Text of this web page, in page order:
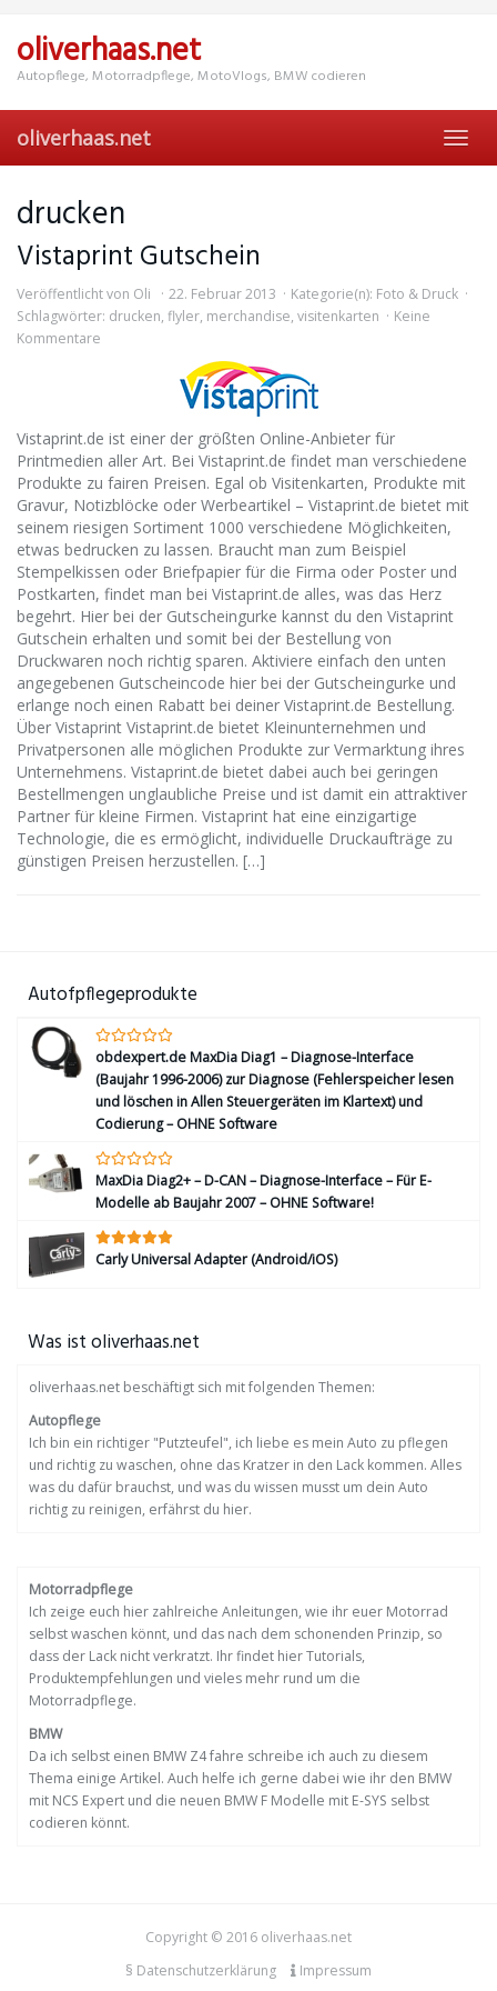
main
content
oliverhaas.net
Autopflege, Motorradpflege, MotoVlogs, BMW codieren
oliverhaas.net
drucken
Vistaprint Gutschein
Veröffentlicht von Oli 22. Februar 2013 Kategorie(n): Foto & Druck
Schlagwörter: drucken, flyler, merchandise, visitenkarten
Keine
Kommentare
Vistaprint.de ist einer der größten Online-Anbieter für
Printmedien aller Art. Bei Vistaprint.de findet man verschiedene
Produkte zu fairen Preisen. Egal ob Visitenkarten, Produkte mit
Gravur, Notizblöcke oder Werbeartikel – Vistaprint.de bietet mit
seinem riesigen Sortiment 1000 verschiedene Möglichkeiten,
etwas bedrucken zu lassen. Braucht man zum Beispiel
Stempelkissen oder Briefpapier für die Firma oder Poster und
Postkarten, findet man bei Vistaprint.de alles, was das Herz
begehrt. Hier bei der Gutscheingurke kannst du den Vistaprint
Gutschein erhalten und somit bei der Bestellung von
Druckwaren noch richtig sparen. Aktiviere einfach den unten
angegebenen Gutscheincode hier bei der Gutscheingurke und
erlange noch einen Rabatt bei deiner Vistaprint.de Bestellung.
Über Vistaprint Vistaprint.de bietet Kleinunternehmen und
Privatpersonen alle möglichen Produkte zur Vermarktung ihres
Unternehmens. Vistaprint.de bietet dabei auch bei geringen
Bestellmengen unglaubliche Preise und ist damit ein attraktiver
Partner für kleine Firmen. Vistaprint hat eine einzigartige
Technologie, die es ermöglicht, individuelle Druckaufträge zu
günstigen Preisen herzustellen. […]
Autofpflegeprodukte
obdexpert.de MaxDia Diag1 – Diagnose-Interface
(Baujahr 1996-2006) zur Diagnose (Fehlerspeicher lesen
und löschen in Allen Steuergeräten im Klartext) und
Codierung – OHNE Software
MaxDia Diag2+ – D-CAN – Diagnose-Interface – Für E-
Modelle ab Baujahr 2007 – OHNE Software!
Carly Universal Adapter (Android/iOS)
Was ist oliverhaas.net
oliverhaas.net beschäftigt sich mit folgenden Themen:
Autopflege
Ich bin ein richtiger "Putzteufel", ich liebe es mein Auto zu pflegen
und richtig zu waschen, ohne das Kratzer in den Lack kommen. Alles
was du dafür brauchst, und was du wissen musst um dein Auto
richtig zu reinigen, erfährst du hier.
Motorradpflege
Ich zeige euch hier zahlreiche Anleitungen, wie ihr euer Motorrad
selbst waschen könnt, und das nach dem schonenden Prinzip, so
dass der Lack nicht verkratzt. Ihr findet hier Tutorials,
Produktempfehlungen und vieles mehr rund um die
Motorradpflege.
BMW
Da ich selbst einen BMW Z4 fahre schreibe ich auch zu diesem
Thema einige Artikel. Auch helfe ich gerne dabei wie ihr den BMW
mit NCS Expert und die neuen BMW F Modelle mit E-SYS selbst
codieren könnt.
Copyright © 2016 oliverhaas.net
§ Datenschutzerklärung
Impressum